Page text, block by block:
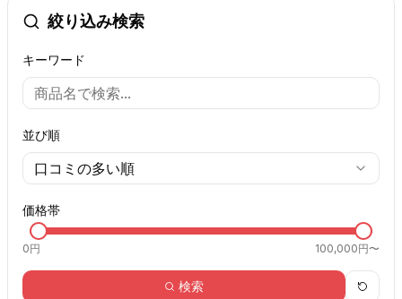
絞り込み検索
キーワード
並び順
口コミの多い順
価格帯
0円 100,000円〜
検索